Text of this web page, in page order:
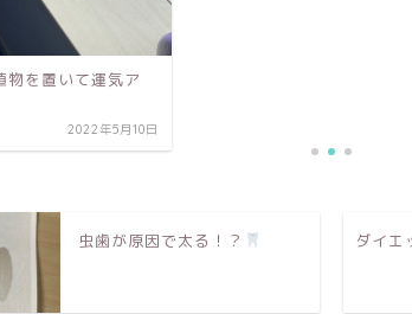
虫歯が原因で太る！？ ダイエ